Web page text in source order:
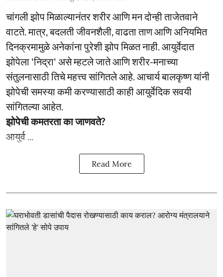
चांगली झोप मिळाल्यानंतर शरीर आणि मन दोन्ही ताजेतवाने
वाटते. मात्र, बदलती जीवनशैली, वाढता ताण आणि अनियमित
दिनक्रमामुळे अनेकांना पुरेशी झोप मिळत नाही. आयुर्वेदात
झोपेला 'निद्रा' असे म्हटले जाते आणि शरीर-मनाच्या
संतुलनासाठी तिचे महत्त्व सांगितले आहे. आचार्य बालकृष्ण यांनी
झोपेची समस्या कमी करण्यासाठी काही आयुर्वेदिक सवयी
सांगितल्या आहेत.
झोपेची कमतरता का जाणवते?
आयुर्व ...
Read More